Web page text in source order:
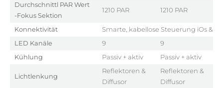
Durchschnittl PAR Wert
-Fokus Sektion
1210 PAR 1210 PAR
Konnektivität
Smarte, kabellose Steuerung iOs &
LED Kanäle
9 9
Kühlung
Passiv + aktiv Passiv + aktiv
Lichtlenkung
Reflektoren &
Diffusor
Reflektoren &
Diffusor